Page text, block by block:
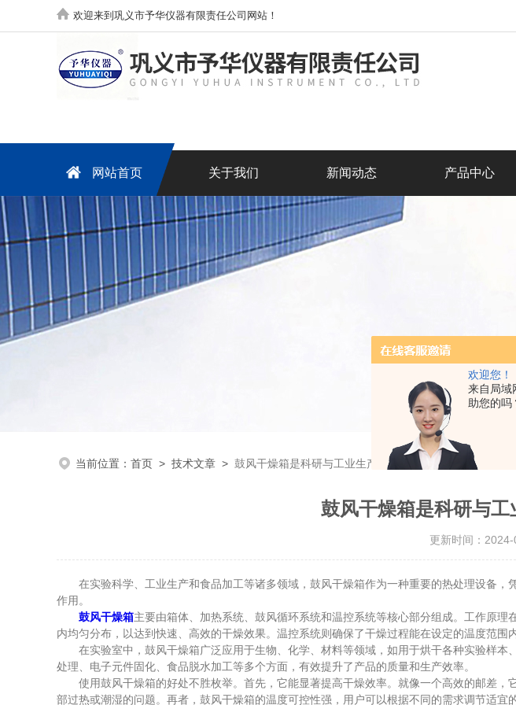
欢迎您！
来自局域
助您的吗
欢迎来到巩义市予华仪器有限责任公司网站！
网站首页 关于我们 新闻动态 产品中心
当前位置： 首页 > 技术文章 > 鼓风干燥箱是科研与工业生产中的精密热处理设备
鼓风干燥箱是科研与
更新时间：
在实验科学、工业生产和食品加工等诸多领域，鼓风干燥箱作为一种重要的热处理设备，
作用。
鼓风干燥箱主要由箱体、加热系统、鼓风循环系统和温控系统等核心部分组成。工作原
内均匀分布，以达到快速、高效的干燥效果。温控系统则确保了干燥过程能在设定的温度范围
在实验室中，鼓风干燥箱广泛应用于生物、化学、材料等领域，如用于烘干各种实验样本
处理、电子元件固化、食品脱水加工等多个方面，有效提升了产品的质量和生产效率。
使用鼓风干燥箱的好处不胜枚举。首先，它能显著提高干燥效率。就像一个高效的邮差，
部过热或潮湿的问题。再者，鼓风干燥箱的温度可控性强，用户可以根据不同的需求调节适宜